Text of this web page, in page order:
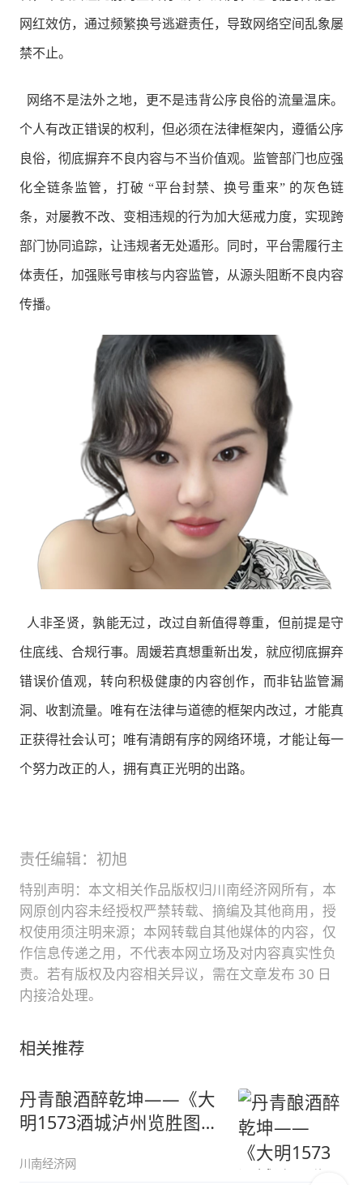
网红效仿，通过频繁换号逃避责任，导致网络空间乱象屡
禁不止。
网络不是法外之地，更不是违背公序良俗的流量温床。
个人有改正错误的权利，但必须在法律框架内，遵循公序
良俗，彻底摒弃不良内容与不当价值观。监管部门也应强
化全链条监管，打破 “平台封禁、换号重来” 的灰色链
条，对屡教不改、变相违规的行为加大惩戒力度，实现跨
部门协同追踪，让违规者无处遁形。同时，平台需履行主
体责任，加强账号审核与内容监管，从源头阻断不良内容
传播。
人非圣贤，孰能无过，改过自新值得尊重，但前提是守
住底线、合规行事。周媛若真想重新出发，就应彻底摒弃
错误价值观，转向积极健康的内容创作，而非钻监管漏
洞、收割流量。唯有在法律与道德的框架内改过，才能真
正获得社会认可；唯有清朗有序的网络环境，才能让每一
个努力改正的人，拥有真正光明的出路。
责任编辑：初旭
特别声明：本文相关作品版权归川南经济网所有，本
网原创内容未经授权严禁转载、摘编及其他商用，授
权使用须注明来源；本网转载自其他媒体的内容，仅
作信息传递之用，不代表本网立场及对内容真实性负
责。若有版权及内容相关异议，需在文章发布 30 日
内接洽处理。
相关推荐
丹青酿酒醉乾坤——《大
明1573酒城泸州览胜图》
川南经济网